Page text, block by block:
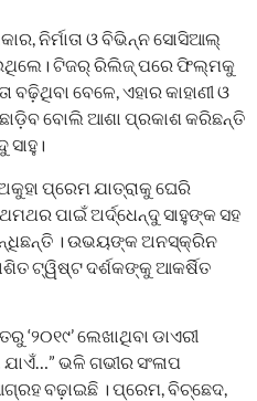
ନିର୍ମାତା ଓ ବିଭିନ୍ନ ସୋସିଆଲ୍
ଟିଜର୍ ରିଲିଜ୍ ପରେ ଫିଲ୍ମକୁ
ବେଳେ, ଏହାର କାହାଣୀ ଓ
ବୋଲି ଆଶା ପ୍ରକାଶ କରିଛନ୍ତି
ଅକୁହା ପ୍ରେମ ଯାତ୍ରାକୁ ଘେରି
ପାଇଁ ଅର୍ଦ୍ଧେନ୍ଦୁ ସାହୁଙ୍କ ସହ
। ଉଭୟଙ୍କ ଅନସ୍କ୍ରିନ
ଟ୍ୱିଷ୍ଟ ଦର୍ଶକଙ୍କୁ ଆକର୍ଷିତ
ଲେଖାଥିବା ଡାଏରୀ
ଭଳି ଗଭୀର ସଂଳାପ
ବଢ଼ାଇଛି । ପ୍ରେମ, ବିଚ୍ଛେଦ,